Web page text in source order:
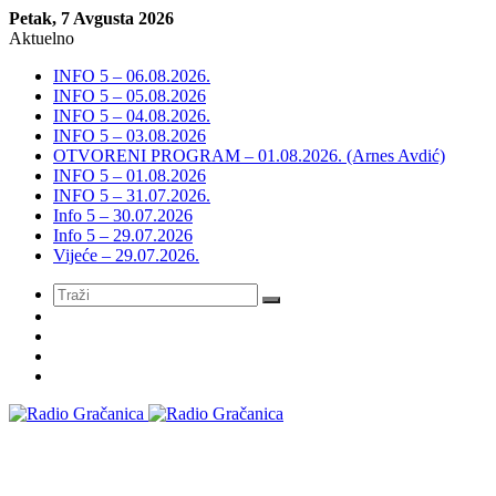
Petak, 7 Avgusta 2026
Aktuelno
INFO 5 – 06.08.2026.
INFO 5 – 05.08.2026
INFO 5 – 04.08.2026.
INFO 5 – 03.08.2026
OTVORENI PROGRAM – 01.08.2026. (Arnes Avdić)
INFO 5 – 01.08.2026
INFO 5 – 31.07.2026.
Info 5 – 30.07.2026
Info 5 – 29.07.2026
Vijeće – 29.07.2026.
Meni